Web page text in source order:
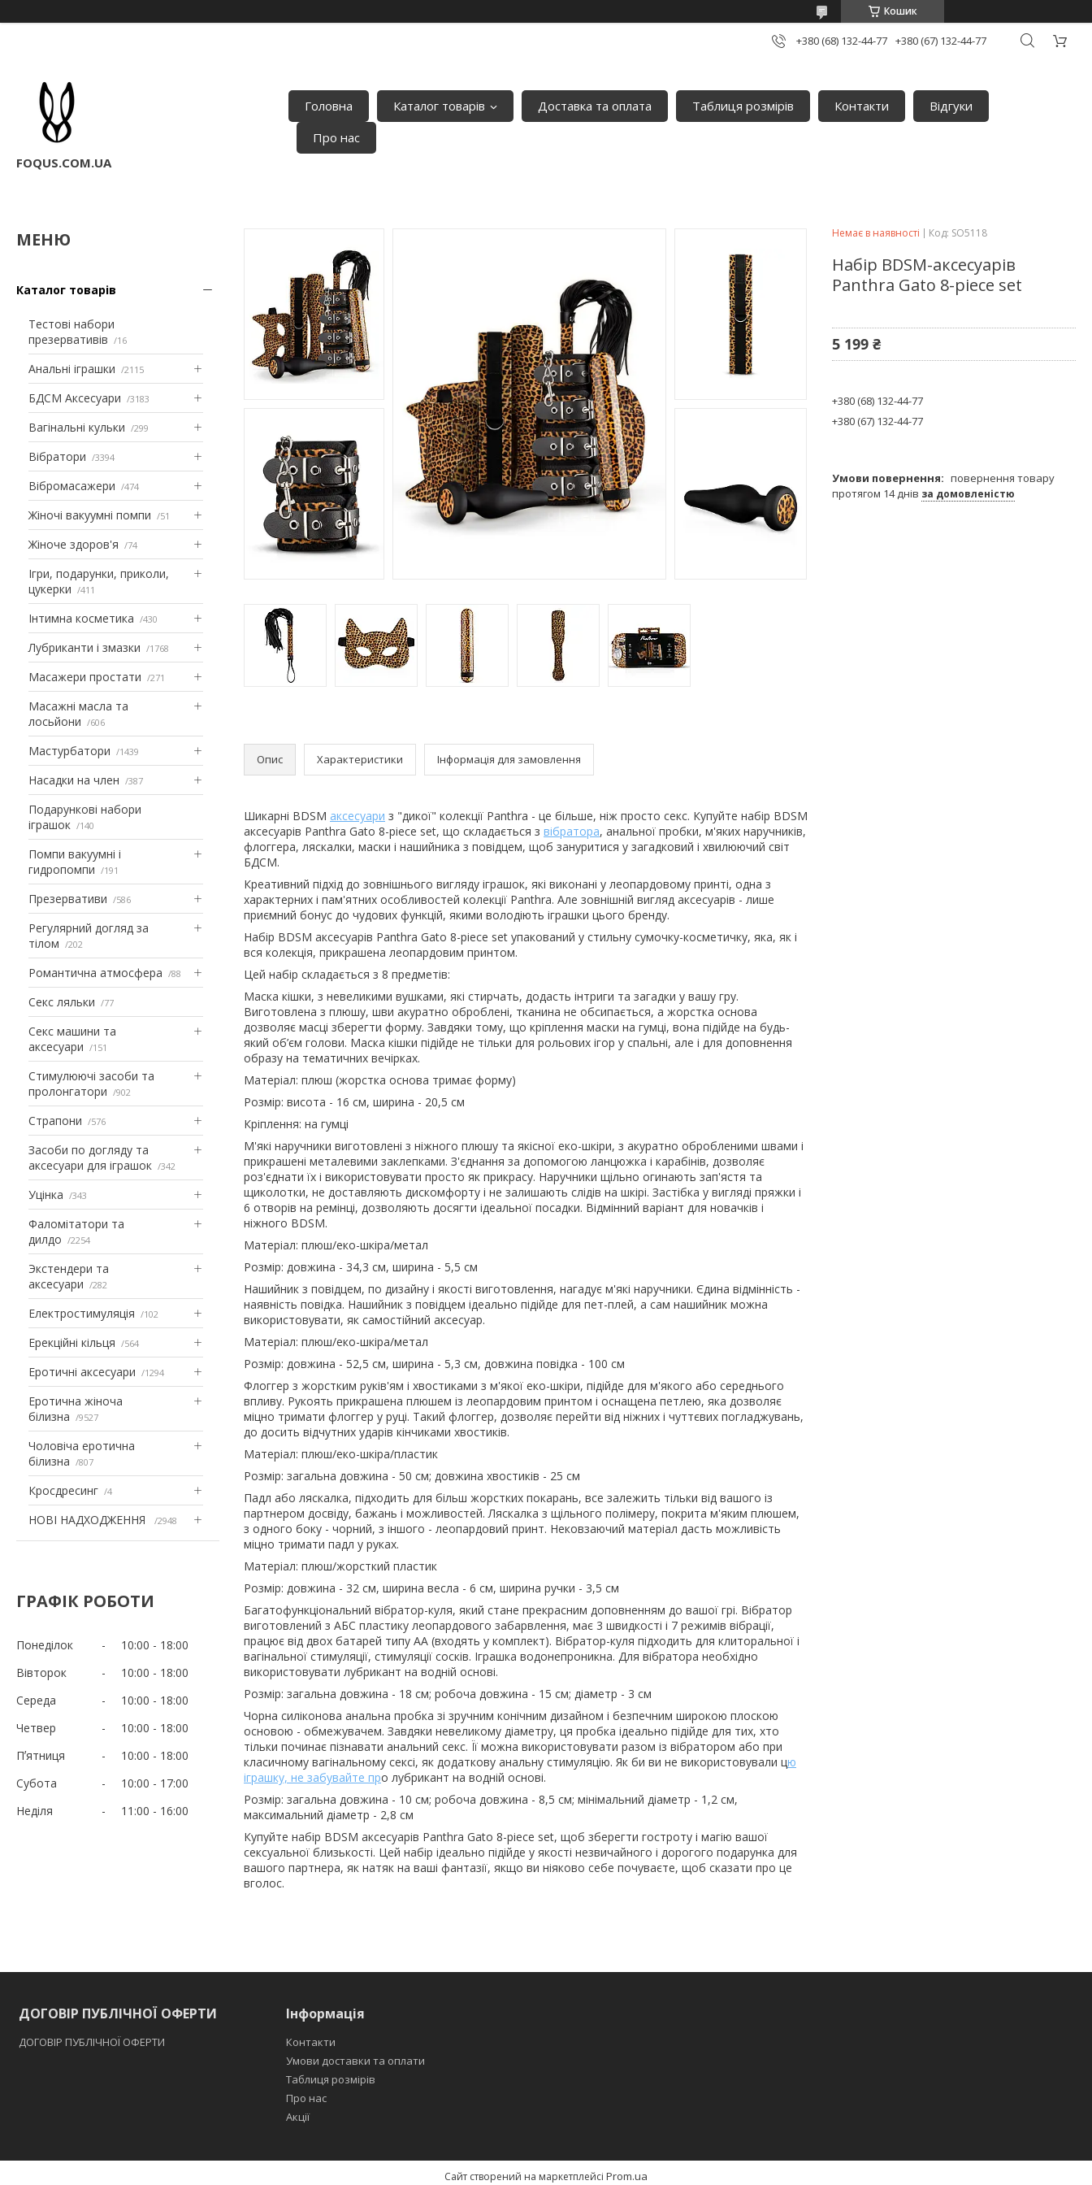
Кошик
+380 (68) 132-44-77 +380 (67) 132-44-77
FOQUS.COM.UA
Головна Каталог товарів Доставка та оплата Таблиця розмірів Контакти
Відгуки
Про нас
Каталог товарів
Тестові набори
презервативів
16
Анальні іграшки 2115
БДСМ Аксесуари 3183
Вагінальні кульки 299
Вібратори 3394
Вібромасажери 474
Жіночі вакуумні помпи 51
Жіноче здоров'я 74
Ігри, подарунки, приколи,
цукерки
411
Інтимна косметика 430
Лубриканти і змазки 1768
Масажери простати 271
Масажні масла та
лосьйони
606
Мастурбатори 1439
Насадки на член 387
Подарункові набори
іграшок
140
Помпи вакуумні і
гидропомпи
191
Презервативи 586
Регулярний догляд за
тілом
202
Романтична атмосфера 88
Секс ляльки 77
Секс машини та
аксесуари
151
Стимулюючі засоби та
пролонгатори
902
Страпони 576
Засоби по догляду та
аксесуари для іграшок
342
Уцінка 343
Фаломітатори та
дилдо
2254
Экстендери та
аксесуари
282
Електростимуляція 102
Ерекційні кільця 564
Еротичні аксесуари 1294
Еротична жіноча
білизна
9527
Чоловіча еротична
білизна
807
Кросдресинг 4
НОВІ НАДХОДЖЕННЯ 2948
ГРАФІК РОБОТИ
Понеділок 10:00
18:00
Вівторок
10:00
18:00
Середа
10:00
18:00
Четвер
10:00
18:00
Пʼятниця
10:00
18:00
Субота
10:00
17:00
Неділя
11:00 16:00
Опис Характеристики Інформація для замовлення
Шикарні BDSM аксесуари з "дикої" колекції Panthra - це більше, ніж просто секс. Купуйте набір BDSM
аксесуарів Panthra Gato 8-piece set, що складається з вібратора, анальної пробки, м'яких наручників,
флоггера, ляскалки, маски і нашийника з повідцем, щоб зануритися у загадковий і хвилюючий світ
БДСМ.
Креативний підхід до зовнішнього вигляду іграшок, які виконані у леопардовому принті, одна з
характерних і пам'ятних особливостей колекції Panthra. Але зовнішній вигляд аксесуарів - лише
приємний бонус до чудових функцій, якими володіють іграшки цього бренду.
Набір BDSM аксесуарів Panthra Gato 8-piece set упакований у стильну сумочку-косметичку, яка, як і
вся колекція, прикрашена леопардовим принтом.
Цей набір складається з 8 предметів:
Маска кішки, з невеликими вушками, які стирчать, додасть інтриги та загадки у вашу гру.
Виготовлена ​​з плюшу, шви акуратно оброблені, тканина не обсипається, а жорстка основа
дозволяє масці зберегти форму. Завдяки тому, що кріплення маски на гумці, вона підійде на будь-
який об’єм голови. Маска кішки підійде не тільки для рольових ігор у спальні, але і для доповнення
образу на тематичних вечірках.
Матеріал: плюш (жорстка основа тримає форму)
Розмір: висота - 16 см, ширина - 20,5 см
Кріплення: на гумці
М'які наручники виготовлені з ніжного плюшу та якісної еко-шкіри, з акуратно обробленими швами і
прикрашені металевими заклепками. З'єднання за допомогою ланцюжка і карабінів, дозволяє
роз'єднати їх і використовувати просто як прикрасу. Наручники щільно огинають зап'ястя та
щиколотки, не доставляють дискомфорту і не залишають слідів на шкірі. Застібка у вигляді пряжки і
6 отворів на ремінці, дозволяють досягти ідеальної посадки. Відмінний варіант для новачків і
ніжного BDSM.
Матеріал: плюш/еко-шкіра/метал
Розмір: довжина - 34,3 см, ширина - 5,5 см
Нашийник з повідцем, по дизайну і якості виготовлення, нагадує м'які наручники. Єдина відмінність -
наявність повідка. Нашийник з повідцем ідеально підійде для пет-плей, а сам нашийник можна
використовувати, як самостійний аксесуар.
Матеріал: плюш/еко-шкіра/метал
Розмір: довжина - 52,5 см, ширина - 5,3 см, довжина повідка - 100 см
Флоггер з жорстким руків'ям і хвостиками з м'якої еко-шкіри, підійде для м'якого або середнього
впливу. Рукоять прикрашена плюшем із леопардовим принтом і оснащена петлею, яка дозволяє
міцно тримати флоггер у руці. Такий флоггер, дозволяє перейти від ніжних і чуттєвих погладжувань,
до досить відчутних ударів кінчиками хвостиків.
Матеріал: плюш/еко-шкіра/пластик
Розмір: загальна довжина - 50 см; довжина хвостиків - 25 см
Падл або ляскалка, підходить для більш жорстких покарань, все залежить тільки від вашого із
партнером досвіду, бажань і можливостей. Ляскалка з щільного полімеру, покрита м'яким плюшем,
з одного боку - чорний, з іншого - леопардовий принт. Нековзаючий матеріал дасть можливість
міцно тримати падл у руках.
Матеріал: плюш/жорсткий пластик
Розмір: довжина - 32 см, ширина весла - 6 см, ширина ручки - 3,5 см
Багатофункціональний вібратор-куля, який стане прекрасним доповненням до вашої грі. Вібратор
виготовлений з АБС пластику леопардового забарвлення, має 3 швидкості і 7 режимів вібрації,
працює від двох батарей типу АА (входять у комплект). Вібратор-куля підходить для клиторальної і
вагінальної стимуляції, стимуляції сосків. Іграшка водонепроникна. Для вібратора необхідно
використовувати лубрикант на водній основі.
Розмір: загальна довжина - 18 см; робоча довжина - 15 см; діаметр - 3 см
Чорна силіконова анальна пробка зі зручним конічним дизайном і безпечним широкою плоскою
основою - обмежувачем. Завдяки невеликому діаметру, ця пробка ідеально підійде для тих, хто
тільки починає пізнавати анальний секс. Її можна використовувати разом із вібратором або при
класичному вагінальному сексі, як додаткову анальну стимуляцію. Як би ви не використовували цю
іграшку, не забувайте про лубрикант на водній основі.
Розмір: загальна довжина - 10 см; робоча довжина - 8,5 см; мінімальний діаметр - 1,2 см,
максимальний діаметр - 2,8 см
Купуйте набір BDSM аксесуарів Panthra Gato 8-piece set, щоб зберегти гостроту і магію вашої
сексуальної близькості. Цей набір ідеально підійде у якості незвичайного і дорогого подарунка для
вашого партнера, як натяк на ваші фантазії, якщо ви ніяково себе почуваєте, щоб сказати про це
вголос.
Немає в наявності Код: SO5118
Набір BDSM-аксесуарів
Panthra Gato 8-piece set
5 199 ₴
+380 (68) 132-44-77
+380 (67) 132-44-77
повернення товару
протягом 14 днів за домовленістю
ДОГОВІР ПУБЛІЧНОЇ ОФЕРТИ
ДОГОВІР ПУБЛІЧНОЇ ОФЕРТИ
Інформація
Контакти
Умови доставки та оплати
Таблиця розмірів
Про нас
Акції
Сайт створений на маркетплейсі Prom.ua